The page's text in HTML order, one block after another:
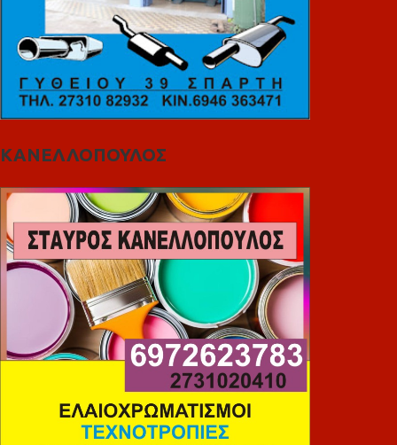
ΚΑΝΕΛΛΟΠΟΥΛΟΣ